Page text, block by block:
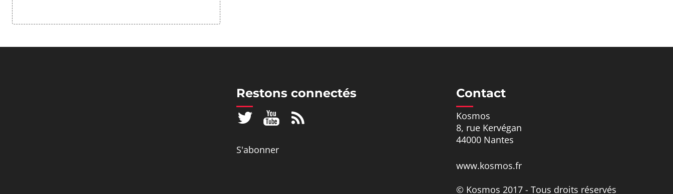
Restons connectés
S'abonner
Contact
Kosmos
8, rue Kervégan
44000 Nantes
www.kosmos.fr
© Kosmos 2017 - Tous droits réservés